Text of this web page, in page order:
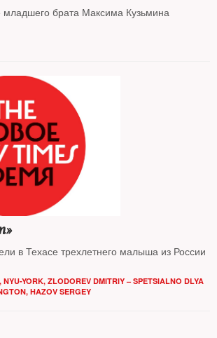
младшего брата Максима Кузьмина
в Техасе трехлетнего малыша из России
NYU-YORK, ZLODOREV DMITRIY – SPETSIALNO DLYA
, HAZOV SERGEY